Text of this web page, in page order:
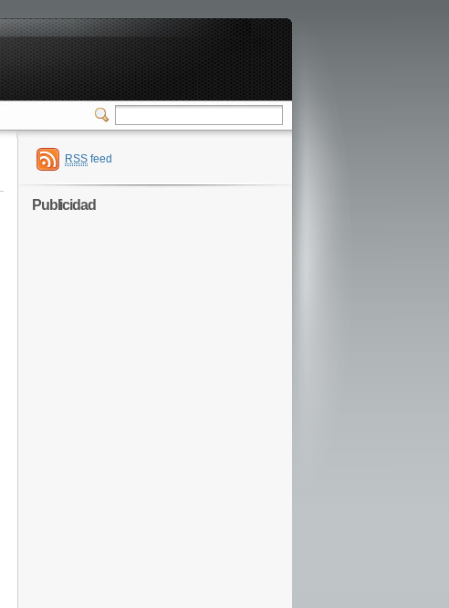
RSS feed
Publicidad